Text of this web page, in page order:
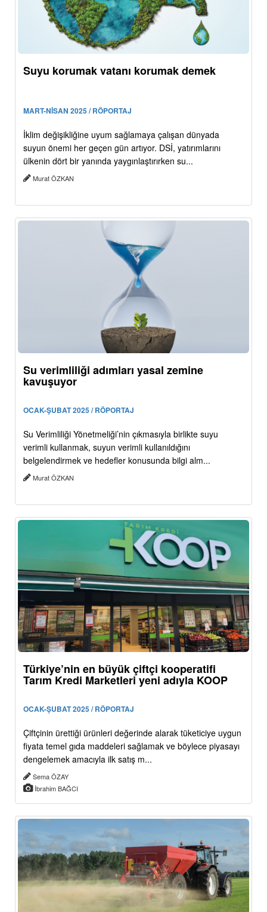
Suyu korumak vatanı korumak demek
MART-NİSAN 2025 / RÖPORTAJ
İklim değişikliğine uyum sağlamaya çalışan dünyada
suyun önemi her geçen gün artıyor. DSİ, yatırımlarını
ülkenin dört bir yanında yaygınlaştırırken su...
Murat ÖZKAN
Su verimliliği adımları yasal zemine
kavuşuyor
OCAK-ŞUBAT 2025 / RÖPORTAJ
Su Verimliliği Yönetmeliği’nin çıkmasıyla birlikte suyu
verimli kullanmak, suyun verimli kullanıldığını
belgelendirmek ve hedefler konusunda bilgi alm...
Murat ÖZKAN
Türkiye’nin en büyük çiftçi kooperatifi
Tarım Kredi Marketleri yeni adıyla KOOP
OCAK-ŞUBAT 2025 / RÖPORTAJ
Çiftçinin ürettiği ürünleri değerinde alarak tüketiciye uygun
fiyata temel gıda maddeleri sağlamak ve böylece piyasayı
dengelemek amacıyla ilk satış m...
Sema ÖZAY
İbrahim BAĞCI